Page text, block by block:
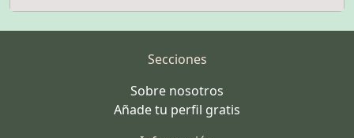
Secciones
Sobre nosotros
Añade tu perfil gratis